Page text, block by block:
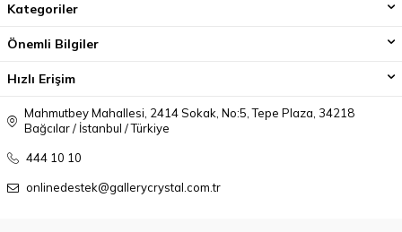
Kategoriler
Önemli Bilgiler
Hızlı Erişim
Mahmutbey Mahallesi, 2414 Sokak, No:5, Tepe Plaza, 34218
Bağcılar / İstanbul / Türkiye
444 10 10
onlinedestek@gallerycrystal.com.tr